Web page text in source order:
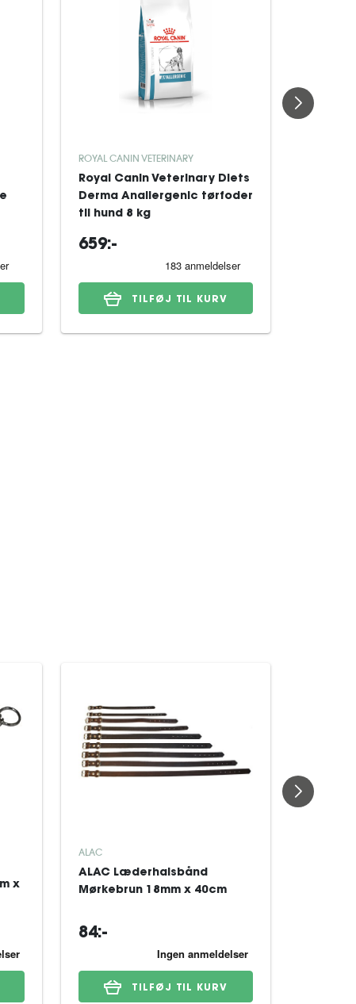
ROYAL CANIN VETERINARY
Royal Canin Veterinary Diets
Derma Anallergenic tørfoder
til hund 8 kg
659:-
TILFØJ TIL KURV
x
ALAC
ALAC Læderhalsbånd
Mørkebrun 18mm x 40cm
84:-
TILFØJ TIL KURV